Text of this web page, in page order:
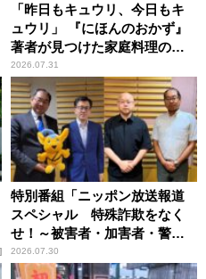
「昨日もキュウリ、今日もキ
ュウリ」 『にほんのおかず』
著者が見つけた家庭料理の知
恵
2026.07.31
特別番組「ニッポン放送報道
スペシャル 特殊詐欺をなく
せ！～被害者・加害者・警視
庁が語るトクリュウの実態
～」放送
2026.07.30